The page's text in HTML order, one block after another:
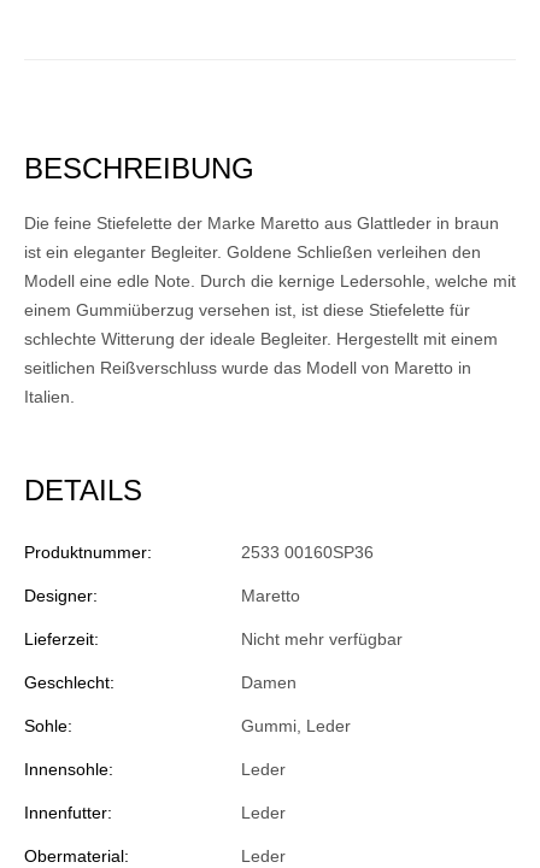
BESCHREIBUNG
Die feine Stiefelette der Marke Maretto aus Glattleder in braun
ist ein eleganter Begleiter. Goldene Schließen verleihen den
Modell eine edle Note. Durch die kernige Ledersohle, welche mit
einem Gummiüberzug versehen ist, ist diese Stiefelette für
schlechte Witterung der ideale Begleiter. Hergestellt mit einem
seitlichen Reißverschluss wurde das Modell von Maretto in
Italien.
DETAILS
Produktnummer: 2533 00160SP36
Designer: Maretto
Lieferzeit: Nicht mehr verfügbar
Geschlecht: Damen
Sohle: Gummi, Leder
Innensohle: Leder
Innenfutter: Leder
Obermaterial: Leder